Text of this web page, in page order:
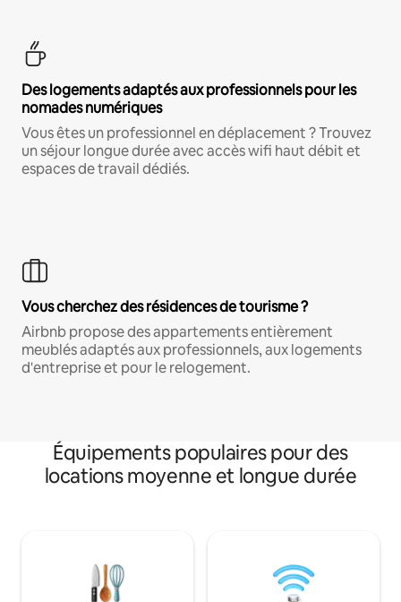
Des logements adaptés aux professionnels pour les
nomades numériques
Vous êtes un professionnel en déplacement ? Trouvez
un séjour longue durée avec accès wifi haut débit et
espaces de travail dédiés.
Vous cherchez des résidences de tourisme ?
Airbnb propose des appartements entièrement
meublés adaptés aux professionnels, aux logements
d'entreprise et pour le relogement.
Équipements populaires pour des
locations moyenne et longue durée